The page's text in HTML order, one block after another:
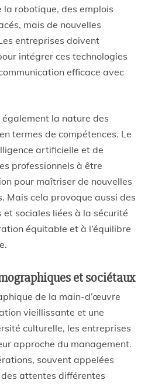
la robotique, des emplois
mais de nouvelles
entreprises doivent
intégrer ces technologies
efficace avec
la nature des
termes de compétences. Le
artificielle et de
professionnels à être
pour maîtriser de nouvelles
Mais cela provoque aussi des
sociales liées à la sécurité
équitable et à l’équilibre
et sociétaux
de la main-d’œuvre
vieillissante et une
culturelle, les entreprises
approche du management.
souvent appelées
attentes différentes